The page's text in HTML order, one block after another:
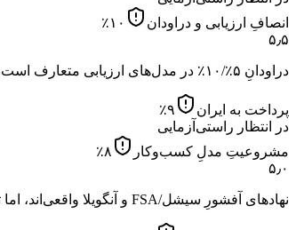
انصافِ ارزیابی و دراودان
۱۰٪
۵٫۵
دراودانِ ۵٪/۱۰٪ در مدل‌های ارزیابی متعارف است، اما دراودانِ واترمارک در حساب‌های Lite و کاهشِ لوریج در فاز دوم سخت‌گیرانه است.
پرداخت به ایران ۹٪
در انتظار راستی‌آزمایی
مشروعیتِ مدلِ کسب‌وکار
۸٪
۵٫۰
نهادهای آفشورِ سیشل/FSA و آنگویلا واقعی‌اند، اما تعارضِ منافعِ بروکر-پراپ، نبودِ شفافیتِ مدیریتی و نوپابودن مشروعیت را محدود می‌کند.